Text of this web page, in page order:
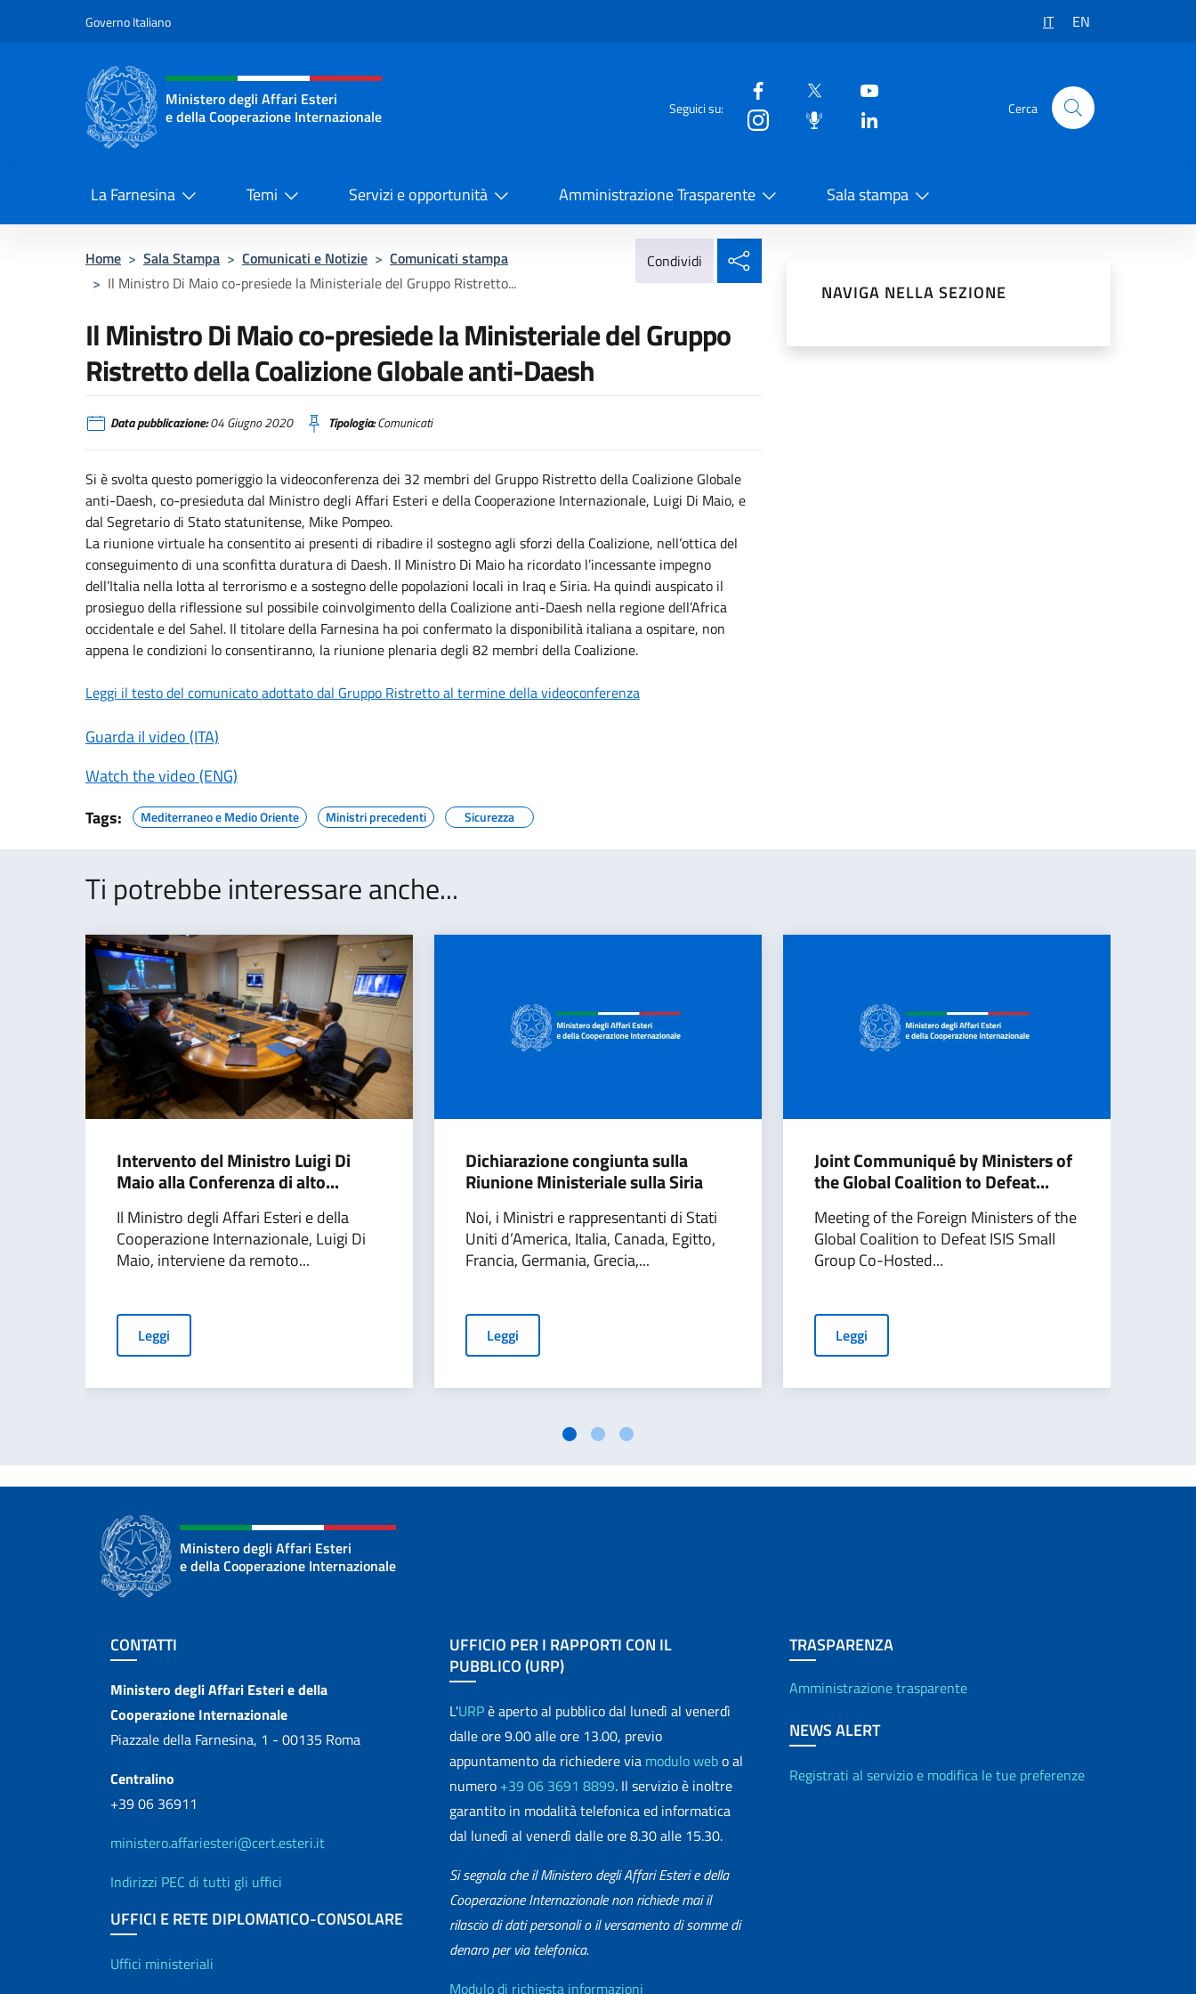
Governo Italiano IT EN
Intestazione sito, social e menù
Ministero degli Affari Esteri
e della Cooperazione Internazionale
Seguici su: Cerca
La Farnesina Temi Servizi e opportunità Amministrazione Trasparente Sala stampa
Home > Sala Stampa > Comunicati e Notizie > Comunicati stampa
> Il Ministro Di Maio co-presiede la Ministeriale del Gruppo Ristretto...
Condividi
Il Ministro Di Maio co-presiede la Ministeriale del Gruppo
Ristretto della Coalizione Globale anti-Daesh
Data pubblicazione:04 Giugno 2020 Tipologia:Comunicati
Si è svolta questo pomeriggio la videoconferenza dei 32 membri del Gruppo Ristretto della Coalizione Globale
anti-Daesh, co-presieduta dal Ministro degli Affari Esteri e della Cooperazione Internazionale, Luigi Di Maio, e
dal Segretario di Stato statunitense, Mike Pompeo.
La riunione virtuale ha consentito ai presenti di ribadire il sostegno agli sforzi della Coalizione, nell’ottica del
conseguimento di una sconfitta duratura di Daesh. Il Ministro Di Maio ha ricordato l’incessante impegno
dell’Italia nella lotta al terrorismo e a sostegno delle popolazioni locali in Iraq e Siria. Ha quindi auspicato il
prosieguo della riflessione sul possibile coinvolgimento della Coalizione anti-Daesh nella regione dell’Africa
occidentale e del Sahel. Il titolare della Farnesina ha poi confermato la disponibilità italiana a ospitare, non
appena le condizioni lo consentiranno, la riunione plenaria degli 82 membri della Coalizione.
Leggi il testo del comunicato adottato dal Gruppo Ristretto al termine della videoconferenza
Guarda il video (ITA)
Watch the video (ENG)
Tags:
Mediterraneo e Medio Oriente Ministri precedenti Sicurezza
NAVIGA NELLA SEZIONE
Ti potrebbe interessare anche...
Intervento del Ministro Luigi Di
Maio alla Conferenza di alto...
Il Ministro degli Affari Esteri e della
Cooperazione Internazionale, Luigi Di
Maio, interviene da remoto...
Leggi
Dichiarazione congiunta sulla
Riunione Ministeriale sulla Siria
Noi, i Ministri e rappresentanti di Stati
Uniti d’America, Italia, Canada, Egitto,
Francia, Germania, Grecia,...
Leggi
Joint Communiqué by Ministers of
the Global Coalition to Defeat...
Meeting of the Foreign Ministers of the
Global Coalition to Defeat ISIS Small
Group Co-Hosted...
Leggi
Ministero degli Affari Esteri
e della Cooperazione Internazionale
Sezione footer
CONTATTI
Contatti
Ministero degli Affari Esteri e della
Cooperazione Internazionale
Piazzale della Farnesina, 1 - 00135 Roma
Centralino
+39 06 36911
ministero.affariesteri@cert.esteri.it
Indirizzi PEC di tutti gli uffici
UFFICI E RETE DIPLOMATICO-CONSOLARE
Uffici e Rete diplomatica
Uffici ministeriali
UFFICIO PER I RAPPORTI CON IL
PUBBLICO (URP)
L'URPè aperto al pubblico dal lunedì al venerdì
dalle ore 9.00 alle ore 13.00, previo
appuntamento da richiedere via modulo webo al
numero +39 06 3691 8899. Il servizio è inoltre
garantito in modalità telefonica ed informatica
dal lunedì al venerdì dalle ore 8.30 alle 15.30.
Si segnala che il Ministero degli Affari Esteri e della
Cooperazione Internazionale non richiede mai il
rilascio di dati personali o il versamento di somme di
denaro per via telefonica.
Modulo di richiesta informazioni
TRASPARENZA
Amministrazione trasparente
NEWS ALERT
Registrati al servizio e modifica le tue preferenze